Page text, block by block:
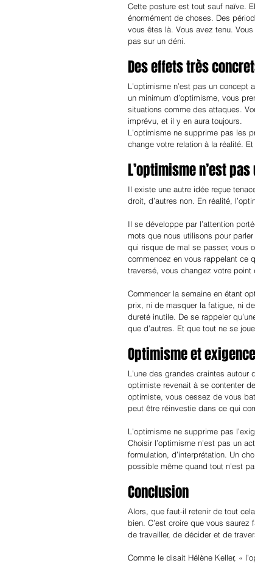
Cette posture est tout sauf naïve.
énormément de choses. Des
vous êtes là. Vous avez tenu.
pas sur un déni.
Des effets très
L’optimisme n’est pas un
un minimum d’optimisme, vous
situations comme des attaques.
imprévu, et il y en aura toujours.
L’optimisme ne supprime pas les
change votre relation à la réalité.
L’optimisme n’est
Il existe une autre idée reçue
droit, d’autres non. En réalité,
Il se développe par l’attention
mots que nous utilisons pour
qui risque de mal se passer, vous
commencez en vous rappelant ce
traversé, vous changez votre point
Commencer la semaine en étant
prix, ni de masquer la fatigue, ni
dureté inutile. De se rappeler
que d’autres. Et que tout ne se
Optimisme et
L’une des grandes craintes autour
optimiste revenait à se contenter
optimiste, vous cessez de vous
peut être réinvestie dans ce qui
L’optimisme ne supprime pas
Choisir l’optimisme n’est pas un
formulation, d’interprétation. Un
possible même quand tout n’est
Conclusion
Alors, que faut-il retenir de tout
bien. C’est croire que vous
de travailler, de décider et de
Comme le disait Hélène Keller, «